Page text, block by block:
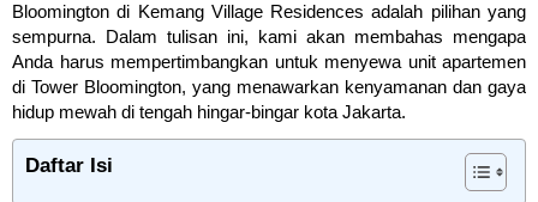
Bloomington di Kemang Village Residences adalah pilihan yang
sempurna. Dalam tulisan ini, kami akan membahas mengapa
Anda harus mempertimbangkan untuk menyewa unit apartemen
di Tower Bloomington, yang menawarkan kenyamanan dan gaya
hidup mewah di tengah hingar-bingar kota Jakarta.
Daftar Isi